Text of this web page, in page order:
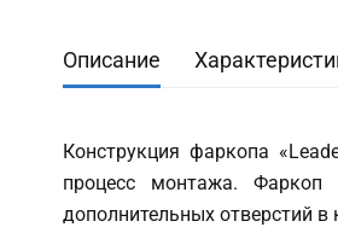
Описание
Конструкция фаркопа
процесс монтажа. Фаркоп
дополнительных отверстий